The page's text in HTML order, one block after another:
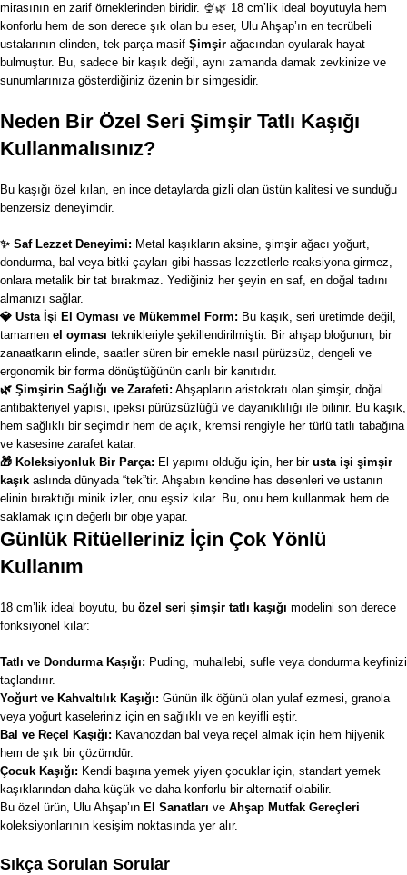
mirasının en zarif örneklerinden biridir. 🍨🌿 18 cm’lik ideal boyutuyla hem
konforlu hem de son derece şık olan bu eser, Ulu Ahşap’ın en tecrübeli
ustalarının elinden, tek parça masif Şimşir ağacından oyularak hayat
bulmuştur. Bu, sadece bir kaşık değil, aynı zamanda damak zevkinize ve
sunumlarınıza gösterdiğiniz özenin bir simgesidir.
Neden Bir Özel Seri Şimşir Tatlı Kaşığı
Kullanmalısınız?
Bu kaşığı özel kılan, en ince detaylarda gizli olan üstün kalitesi ve sunduğu
benzersiz deneyimdir.
✨ Saf Lezzet Deneyimi: Metal kaşıkların aksine, şimşir ağacı yoğurt,
dondurma, bal veya bitki çayları gibi hassas lezzetlerle reaksiyona girmez,
onlara metalik bir tat bırakmaz. Yediğiniz her şeyin en saf, en doğal tadını
almanızı sağlar.
💎 Usta İşi El Oyması ve Mükemmel Form: Bu kaşık, seri üretimde değil,
tamamen el oyması teknikleriyle şekillendirilmiştir. Bir ahşap bloğunun, bir
zanaatkarın elinde, saatler süren bir emekle nasıl pürüzsüz, dengeli ve
ergonomik bir forma dönüştüğünün canlı bir kanıtıdır.
🌿 Şimşirin Sağlığı ve Zarafeti: Ahşapların aristokratı olan şimşir, doğal
antibakteriyel yapısı, ipeksi pürüzsüzlüğü ve dayanıklılığı ile bilinir. Bu kaşık,
hem sağlıklı bir seçimdir hem de açık, kremsi rengiyle her türlü tatlı tabağına
ve kasesine zarafet katar.
🎁 Koleksiyonluk Bir Parça: El yapımı olduğu için, her bir usta işi şimşir
kaşık aslında dünyada “tek”tir. Ahşabın kendine has desenleri ve ustanın
elinin bıraktığı minik izler, onu eşsiz kılar. Bu, onu hem kullanmak hem de
saklamak için değerli bir obje yapar.
Günlük Ritüelleriniz İçin Çok Yönlü
Kullanım
18 cm’lik ideal boyutu, bu özel seri şimşir tatlı kaşığı modelini son derece
fonksiyonel kılar:
Tatlı ve Dondurma Kaşığı: Puding, muhallebi, sufle veya dondurma keyfinizi
taçlandırır.
Yoğurt ve Kahvaltılık Kaşığı: Günün ilk öğünü olan yulaf ezmesi, granola
veya yoğurt kaseleriniz için en sağlıklı ve en keyifli eştir.
Bal ve Reçel Kaşığı: Kavanozdan bal veya reçel almak için hem hijyenik
hem de şık bir çözümdür.
Çocuk Kaşığı: Kendi başına yemek yiyen çocuklar için, standart yemek
kaşıklarından daha küçük ve daha konforlu bir alternatif olabilir.
Bu özel ürün, Ulu Ahşap’ın El Sanatları ve Ahşap Mutfak Gereçleri
koleksiyonlarının kesişim noktasında yer alır.
Sıkça Sorulan Sorular